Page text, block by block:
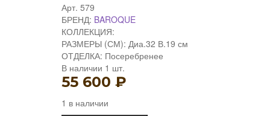
Арт. 579
БРЕНД: BAROQUE
КОЛЛЕКЦИЯ:
РАЗМЕРЫ (СМ): Диа.32 В.19 см
ОТДЕЛКА: Посеребренее
В наличии 1 шт.
55 600 ₽
1 в наличии